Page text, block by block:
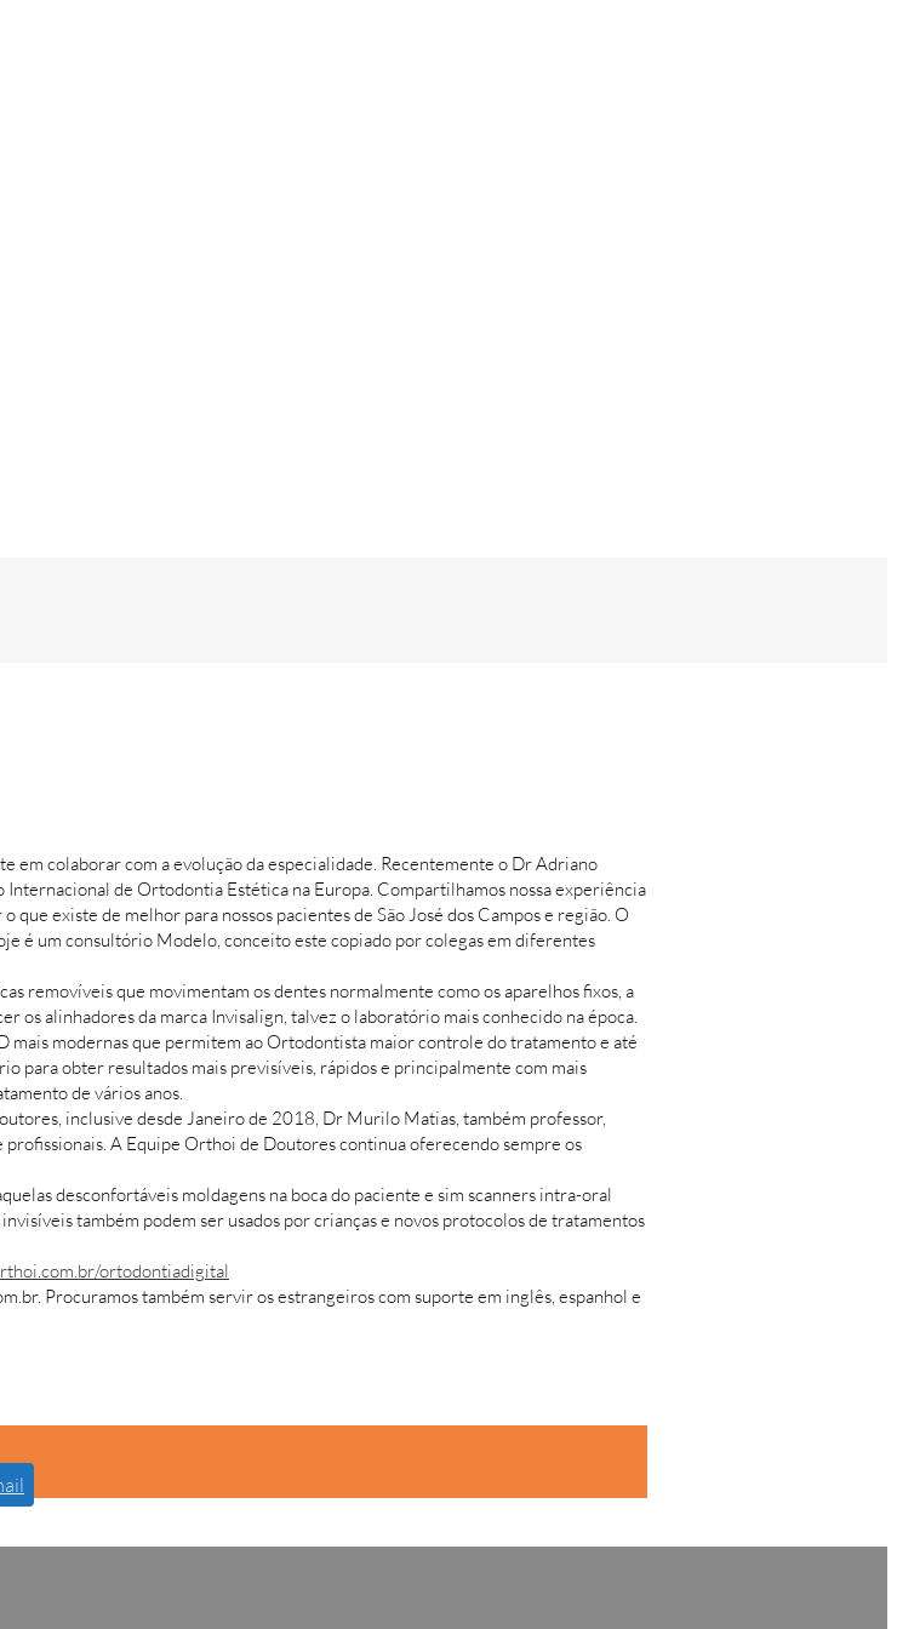
colaborar com a evolução da especialidade. Recentemente o Dr Adriano
de Ortodontia Estética na Europa. Compartilhamos nossa experiência
existe de melhor para nossos pacientes de São José dos Campos e região. O
é um consultório Modelo, conceito este copiado por colegas em diferentes
removíveis que movimentam os dentes normalmente como os aparelhos fixos, a
alinhadores da marca Invisalign, talvez o laboratório mais conhecido na época.
mais modernas que permitem ao Ortodontista maior controle do tratamento e até
para obter resultados mais previsíveis, rápidos e principalmente com mais
de vários anos.
inclusive desde Janeiro de 2018, Dr Murilo Matias, também professor,
A Equipe Orthoi de Doutores continua oferecendo sempre os
desconfortáveis moldagens na boca do paciente e sim scanners intra-oral
também podem ser usados por crianças e novos protocolos de tratamentos
ortodontiadigital
Procuramos também servir os estrangeiros com suporte em inglês, espanhol e